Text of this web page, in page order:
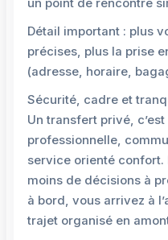
un point de rencontre
Détail important : plus
précises, plus la prise
(adresse, horaire,
Sécurité, cadre et
Un transfert privé,
professionnelle,
service orienté
moins de décisions à
à bord, vous arrivez à
trajet organisé en